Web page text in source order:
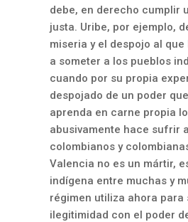
debe, en derecho cumplir
justa. Uribe, por ejemplo,
miseria y el despojo al
a someter a los pueblos
cuando por su propia
despojado de un poder
aprenda en carne propia
abusivamente hace sufrir
colombianos y
Valencia no es un mártir,
indígena entre muchas y
régimen utiliza ahora para
ilegitimidad con el poder